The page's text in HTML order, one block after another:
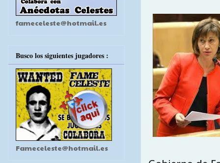
fameceleste@hotmail.es
Busco los siguientes jugadores :
Fameceleste@hotmail.es